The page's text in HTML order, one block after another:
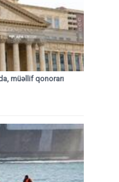
müəllif qonorarı